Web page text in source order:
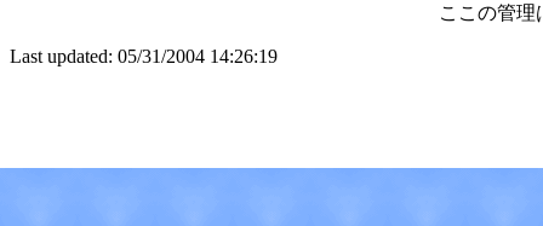
ここの管理
Last updated: 05/31/2004 14:26:19